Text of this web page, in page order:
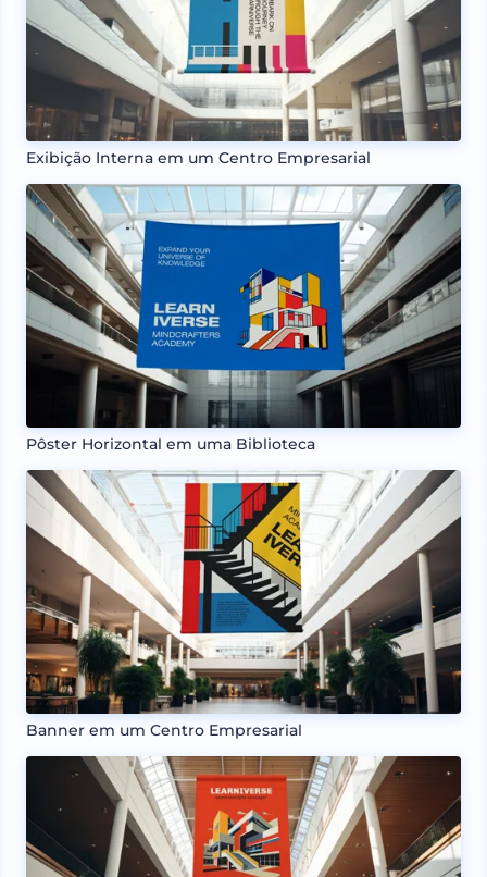
Exibição Interna em um Centro Empresarial
Pôster Horizontal em uma Biblioteca
Banner em um Centro Empresarial